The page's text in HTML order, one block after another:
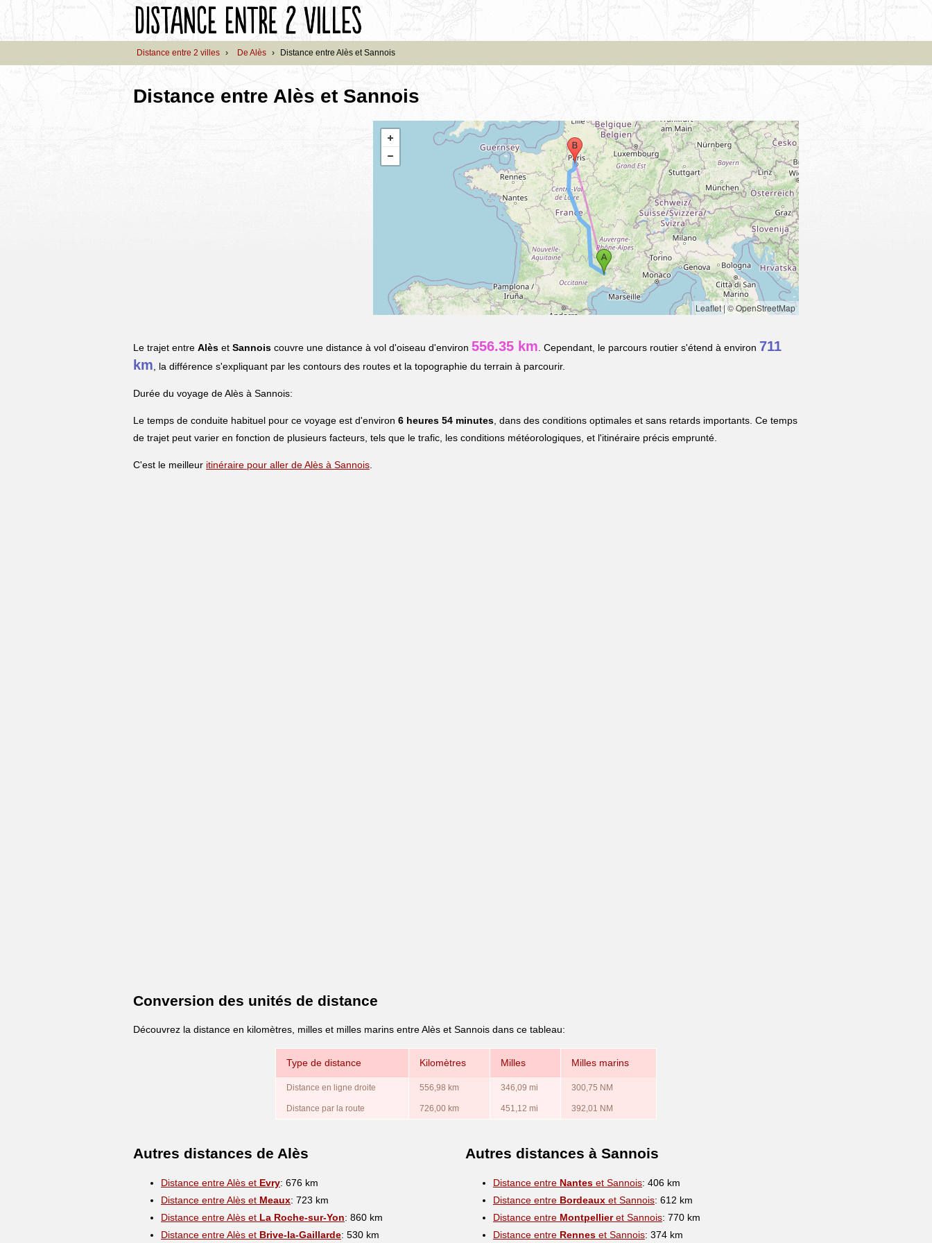
Distance entre 2 villes › De Alès › Distance entre Alès et Sannois
Distance entre Alès et Sannois
Leaflet|© OpenStreetMap
Le trajet entre Alès et Sannois couvre une distance à vol d'oiseau d'environ 556.35 km . Cependant, le parcours routier s'étend à environ 711
km , la différence s'expliquant par les contours des routes et la topographie du terrain à parcourir.
Durée du voyage de Alès à Sannois:
Le temps de conduite habituel pour ce voyage est d'environ 6 heures 54 minutes , dans des conditions optimales et sans retards importants. Ce temps
de trajet peut varier en fonction de plusieurs facteurs, tels que le trafic, les conditions météorologiques, et l'itinéraire précis emprunté.
C'est le meilleur itinéraire pour aller de Alès à Sannois
Conversion des unités de distance
Découvrez la distance en kilomètres, milles et milles marins entre Alès et Sannois dans ce tableau:
Type de distance Kilomètres Milles Milles marins
Distance en ligne droite 556,98 km 346,09 mi 300,75 NM
Distance par la route 726,00 km 451,12 mi 392,01 NM
Autres distances de Alès
Distance entre Alès et Evry: 676 km
Distance entre Alès et Meaux: 723 km
Distance entre Alès et La Roche-sur-Yon: 860 km
Distance entre Alès et Brive-la-Gaillarde: 530 km
Autres distances à Sannois
Distance entre Nantes et Sannois: 406 km
Distance entre Bordeaux et Sannois: 612 km
Distance entre Montpellieret Sannois: 770 km
Distance entre Rennes et Sannois: 374 km